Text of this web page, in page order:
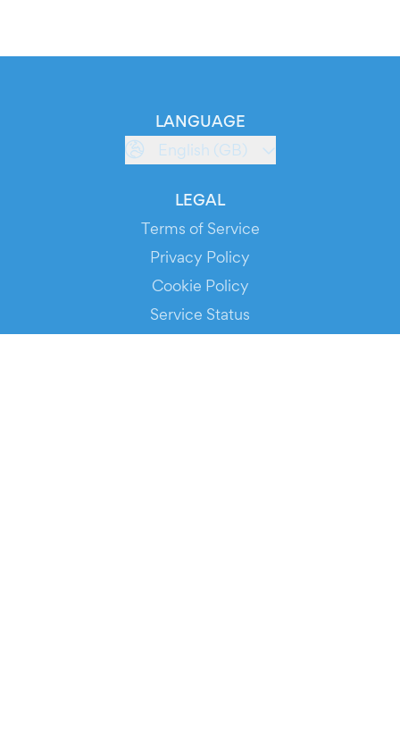
LANGUAGE
English (GB)
LEGAL
Terms of Service
Privacy Policy
Cookie Policy
Service Status